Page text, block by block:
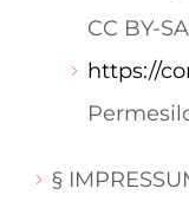
CC BY-
https://
§